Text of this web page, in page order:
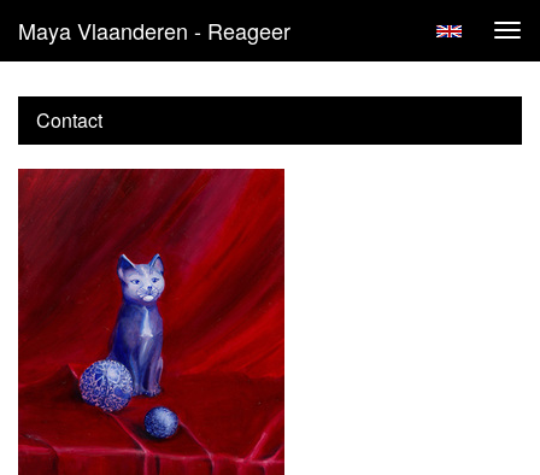
Maya Vlaanderen - Reageer
Contact